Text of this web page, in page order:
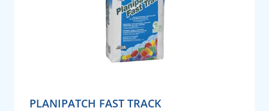
PLANIPATCH FAST TRACK